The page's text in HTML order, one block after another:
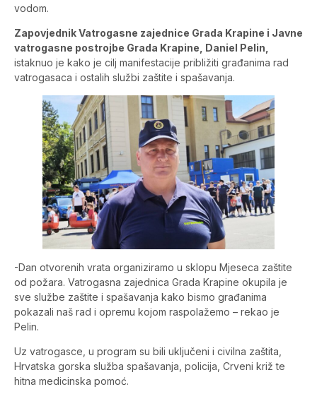
vodom.
Zapovjednik Vatrogasne zajednice Grada Krapine i Javne
vatrogasne postrojbe Grada Krapine, Daniel Pelin,
istaknuo je kako je cilj manifestacije približiti građanima rad
vatrogasaca i ostalih službi zaštite i spašavanja.
-Dan otvorenih vrata organiziramo u sklopu Mjeseca zaštite
od požara. Vatrogasna zajednica Grada Krapine okupila je
sve službe zaštite i spašavanja kako bismo građanima
pokazali naš rad i opremu kojom raspolažemo – rekao je
Pelin.
Uz vatrogasce, u program su bili uključeni i civilna zaštita,
Hrvatska gorska služba spašavanja, policija, Crveni križ te
hitna medicinska pomoć.